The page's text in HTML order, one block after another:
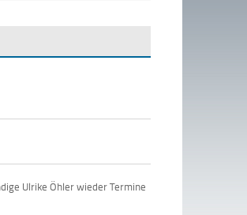
Ulrike Öhler wieder Termine